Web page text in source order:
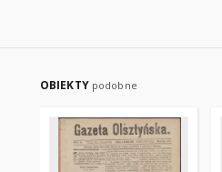
OBIEKTY podobne